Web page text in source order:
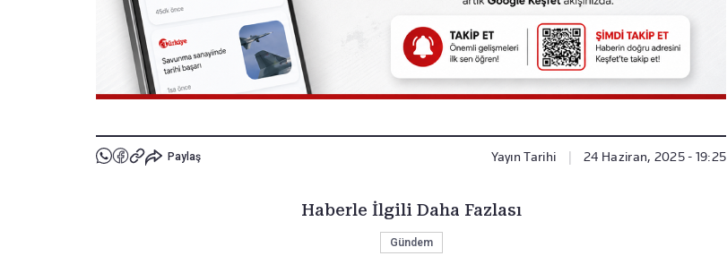
Paylaş Yayın Tarihi 24 Haziran, 2025 - 19:25
Haberle İlgili Daha Fazlası
Gündem